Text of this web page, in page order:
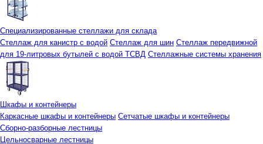
Специализированные стеллажи для склада
Стеллаж для канистр с водой Стеллаж для шин Стеллаж передвижной
для 19-литровых бутылей с водой ТСВД Стеллажные системы хранения
Шкафы и контейнеры
Каркасные шкафы и контейнеры Сетчатые шкафы и контейнеры
Сборно-разборные лестницы
Цельносварные лестницы